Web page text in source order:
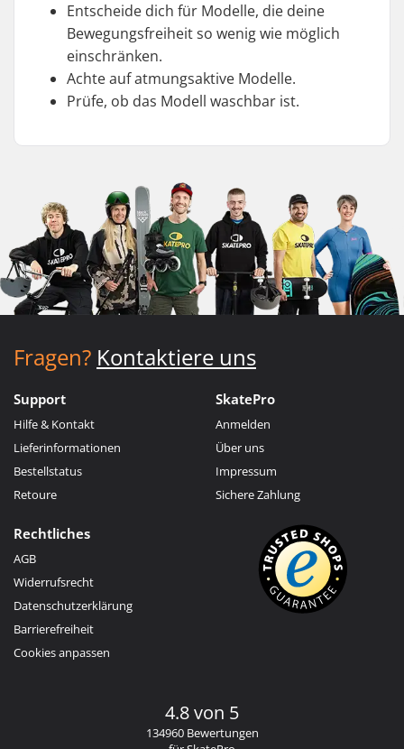
Entscheide dich für Modelle, die deine
Bewegungsfreiheit so wenig wie möglich
einschränken.
Achte auf atmungsaktive Modelle.
Prüfe, ob das Modell waschbar ist.
Fragen? Kontaktiere uns
Support
Hilfe & Kontakt
Lieferinformationen
Bestellstatus
Retoure
SkatePro
Anmelden
Über uns
Impressum
Sichere Zahlung
Rechtliches
AGB
Widerrufsrecht
Datenschutzerklärung
Barrierefreiheit
Cookies anpassen
4.8 von 5
134960 Bewertungen